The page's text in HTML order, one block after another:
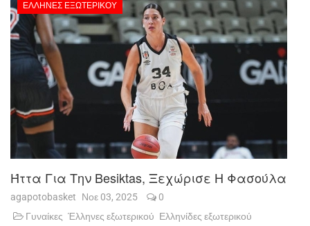
ΈΛΛΗΝΕΣ ΕΞΩΤΕΡΙΚΟΎ
Ήττα Για Την Besiktas, Ξεχώρισε Η Φασούλα
agapotobasket Νοε 03, 2025
0
Γυναίκες Έλληνες εξωτερικού Ελληνίδες εξωτερικού